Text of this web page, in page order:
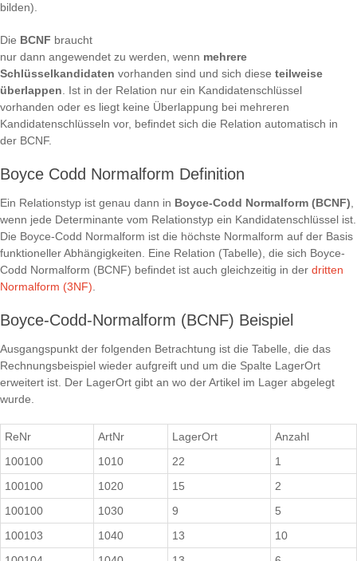
bilden).
Die BCNF braucht
nur dann angewendet zu werden, wenn mehrere
Schlüsselkandidaten vorhanden sind und sich diese teilweise
überlappen . Ist in der Relation nur ein Kandidatenschlüssel
vorhanden oder es liegt keine Überlappung bei mehreren
Kandidatenschlüsseln vor, befindet sich die Relation automatisch in
der BCNF.
Boyce Codd Normalform Definition
Ein Relationstyp ist genau dann in Boyce-Codd Normalform (BCNF)
wenn jede Determinante vom Relationstyp ein Kandidatenschlüssel ist.
Die Boyce-Codd Normalform ist die höchste Normalform auf der Basis
funktioneller Abhängigkeiten. Eine Relation (Tabelle), die sich Boyce-
Codd Normalform (BCNF) befindet ist auch gleichzeitig in der dritten
Normalform (3NF)
Boyce-Codd-Normalform (BCNF) Beispiel
Ausgangspunkt der folgenden Betrachtung ist die Tabelle, die das
Rechnungsbeispiel wieder aufgreift und um die Spalte LagerOrt
erweitert ist. Der LagerOrt gibt an wo der Artikel im Lager abgelegt
wurde.
ReNr ArtNr LagerOrt
Anzahl
100100
1010 22
1
100100
1020 15
2
100100
1030 9
5
100103
1040 13
10